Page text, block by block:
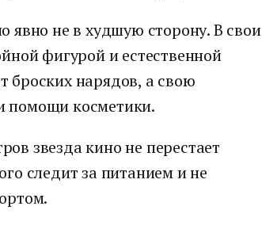
явно не в худшую сторону. В свои
фигурой и естественной
броских нарядов, а свою
помощи косметики.
звезда кино не перестает
следит за питанием и не